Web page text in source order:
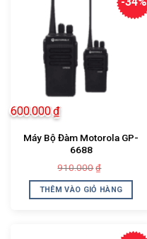
Máy Bộ Đàm Motorola GP-
6688
910.000 ₫
là:
910.000₫.
600.000₫
tại
là:
THÊM VÀO GIỎ HÀNG